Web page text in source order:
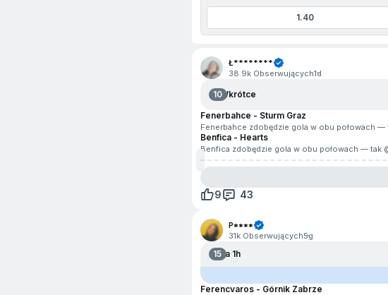
1.40
przejdź na początek
Ł********
38.9k Obserwujących1d
10Wkrótce
Fenerbahce - Sturm Graz
Fenerbahce zdobędzie gola w obu połowach —
Benfica - Hearts
Benfica zdobędzie gola w obu połowach — tak
9
43
P****
31k Obserwujących5g
15Za 1h
Ferencvaros - Górnik Zabrze